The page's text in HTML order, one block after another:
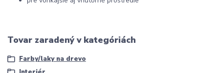
Tovar zaradený v kategóriách
Farby/laky na drevo